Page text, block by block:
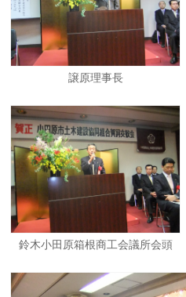
譲原理事長
鈴木小田原箱根商工会議所会頭